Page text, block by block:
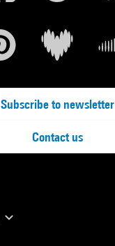
Subscribe to newsletter
Contact us